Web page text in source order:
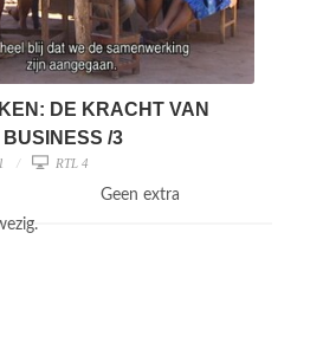
DE KRACHT VAN
/3
RTL 4
Geen extra